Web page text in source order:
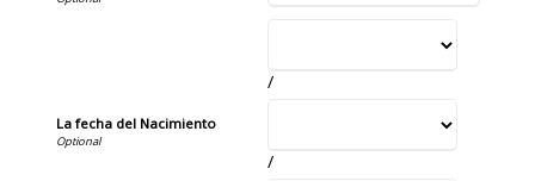
La fecha del Nacimiento
/
/